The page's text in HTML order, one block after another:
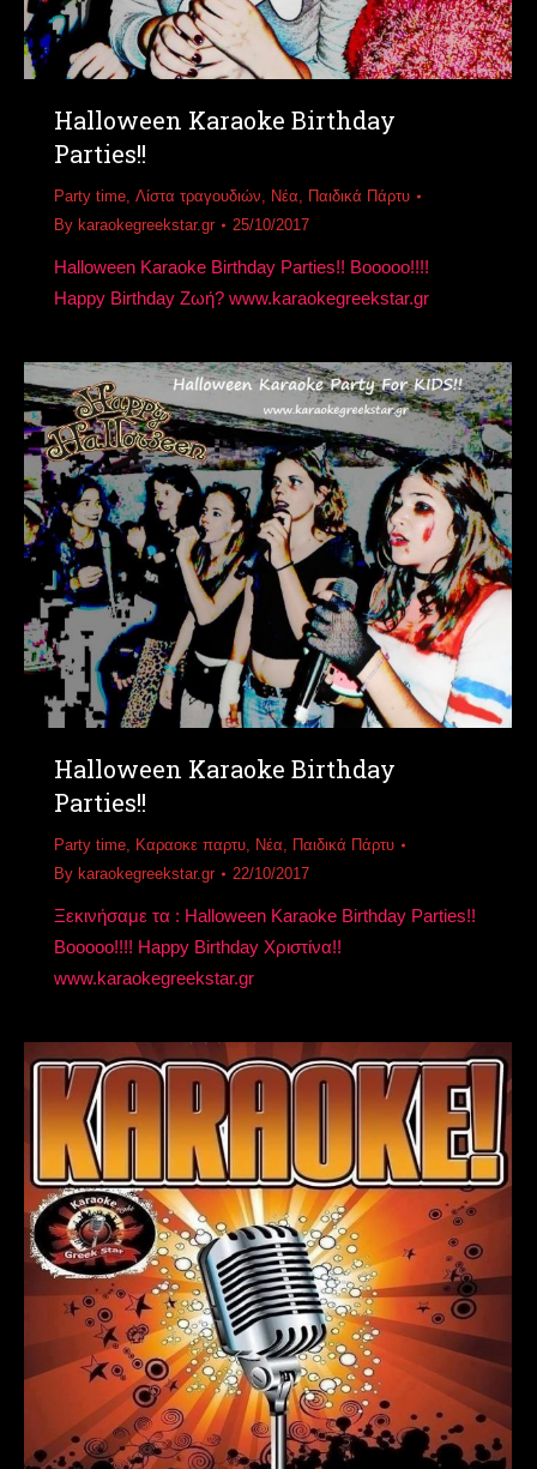
Halloween Karaoke Birthday
Parties!!
Party time, Λίστα τραγουδιών, Νέα, Παιδικά Πάρτυ
By karaokegreekstar.gr 25/10/2017
Halloween Karaoke Birthday Parties!! Booooo!!!!
Happy Birthday Ζωή? www.karaokegreekstar.gr
Halloween Karaoke Birthday
Parties!!
Party time Καραοκε παρτυ Νέα
Παιδικά Πάρτυ
By karaokegreekstar.gr 22/10/2017
Ξεκινήσαμε τα : Halloween Karaoke Birthday Parties!!
Booooo!!!! Happy Birthday Χριστίνα!!
www.karaokegreekstar.gr